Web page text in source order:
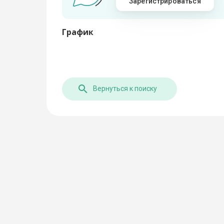
График
Вернуться к поиску